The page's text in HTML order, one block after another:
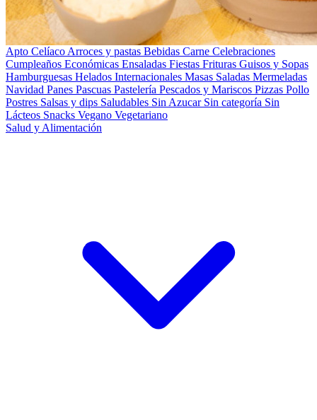
Apto Celíaco Arroces y pastas Bebidas Carne Celebraciones
Cumpleaños Económicas Ensaladas Fiestas Frituras Guisos y Sopas
Hamburguesas Helados Internacionales Masas Saladas Mermeladas
Navidad Panes Pascuas Pastelería Pescados y Mariscos Pizzas Pollo
Postres Salsas y dips Saludables Sin Azucar Sin categoría Sin
Lácteos Snacks Vegano Vegetariano
Salud y Alimentación